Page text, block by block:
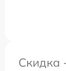
Скидка